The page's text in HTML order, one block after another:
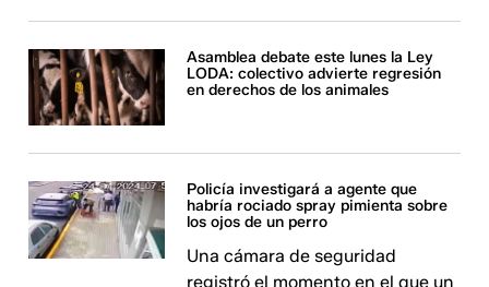
Asamblea debate este lunes la Ley
LODA: colectivo advierte regresión
en derechos de los animales
Policía investigará a agente que
habría rociado spray pimienta sobre
los ojos de un perro
Una cámara de seguridad
registró el momento en el que un